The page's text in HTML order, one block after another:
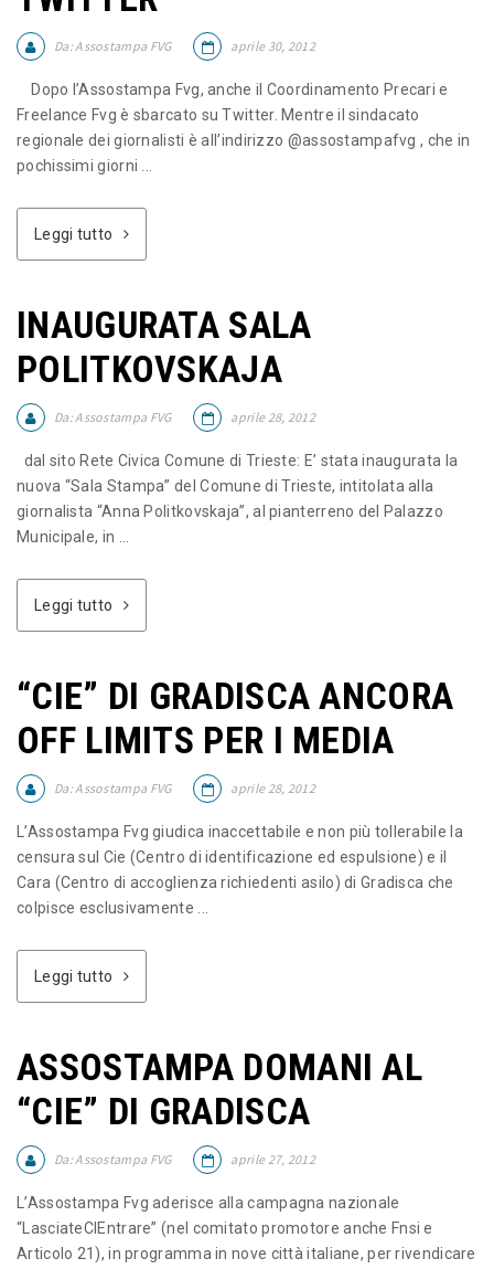
Da:Assostampa FVG aprile 30, 2012
Dopo l’Assostampa Fvg, anche il Coordinamento Precari e
Freelance Fvg è sbarcato su Twitter. Mentre il sindacato
regionale dei giornalisti è all’indirizzo @assostampafvg , che in
pochissimi giorni ...
Leggi tutto
INAUGURATA SALA
POLITKOVSKAJA
Da:Assostampa FVG aprile 28, 2012
dal sito Rete Civica Comune di Trieste: E’ stata inaugurata la
nuova “Sala Stampa” del Comune di Trieste, intitolata alla
giornalista “Anna Politkovskaja”, al pianterreno del Palazzo
Municipale, in ...
Leggi tutto
“CIE” DI GRADISCA ANCORA
OFF LIMITS PER I MEDIA
Da:Assostampa FVG aprile 28, 2012
L’Assostampa Fvg giudica inaccettabile e non più tollerabile la
censura sul Cie (Centro di identificazione ed espulsione) e il
Cara (Centro di accoglienza richiedenti asilo) di Gradisca che
colpisce esclusivamente ...
Leggi tutto
ASSOSTAMPA DOMANI AL
“CIE” DI GRADISCA
Da:Assostampa FVG aprile 27, 2012
L’Assostampa Fvg aderisce alla campagna nazionale
“LasciateCIEntrare” (nel comitato promotore anche Fnsi e
Articolo 21), in programma in nove città italiane, per rivendicare